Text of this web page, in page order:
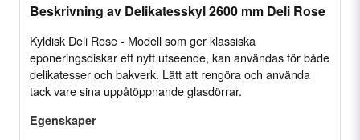
Beskrivning av Delikatesskyl 2600 mm Deli Rose
Kyldisk Deli Rose - Modell som ger klassiska
eponeringsdiskar ett nytt utseende, kan användas för både
delikatesser och bakverk. Lätt att rengöra och använda
tack vare sina uppåtöppnande glasdörrar.
Egenskaper